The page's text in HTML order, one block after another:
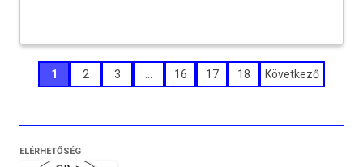
Bejegyzések
1 2 3 16 17 18 Következő
ELÉRHETŐSÉG